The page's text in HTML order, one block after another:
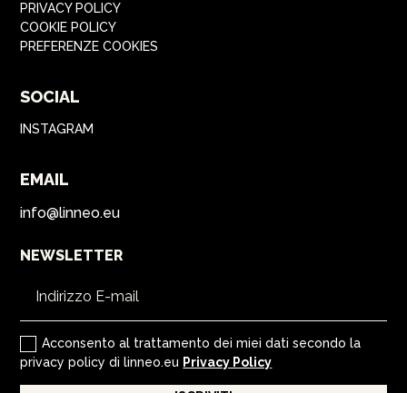
PRIVACY POLICY
COOKIE POLICY
PREFERENZE COOKIES
SOCIAL
INSTAGRAM
EMAIL
info@linneo.eu
NEWSLETTER
Acconsento al trattamento dei miei dati secondo la
privacy policy di linneo.eu Privacy Policy